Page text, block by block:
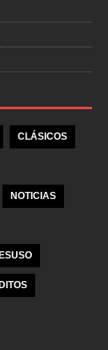
CLÁSICOS
NOTICIAS